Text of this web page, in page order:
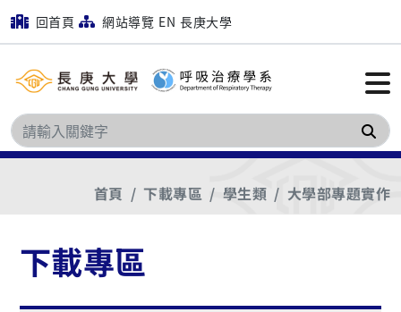
回首頁 網站導覽 EN 長庚大學
搜
首頁 下載專區 學生類 大學部專題實作
下載專區